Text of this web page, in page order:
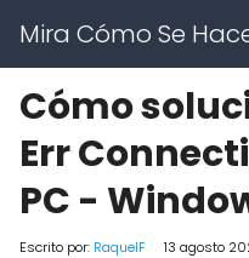
Mira Cómo Se
Cómo
Err
PC -
Escrito por: RaquelF 13 agosto